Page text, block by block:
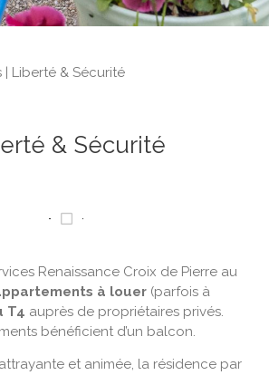
| Liberté & Sécurité
& Sécurité
Renaissance Croix de Pierre au
à louer (parfois à
T4 auprès de propriétaires privés.
bénéficient d’un balcon.
et animée, la résidence par